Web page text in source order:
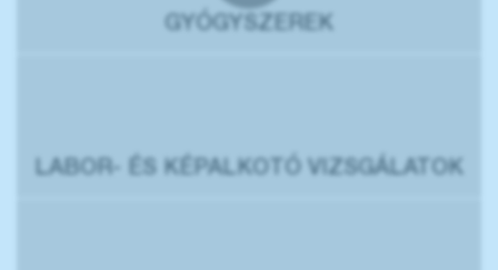
GYÓGYSZEREK
LABOR- ÉS KÉPALKOTÓ VIZSGÁLATOK